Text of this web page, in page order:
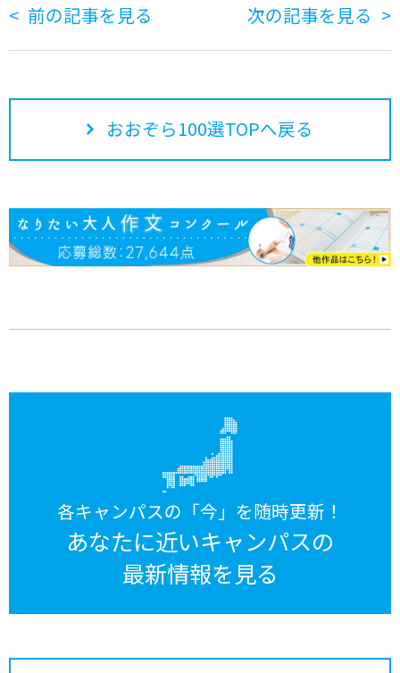
前の記事を見る 次の記事を見る
おおぞら100選TOPへ戻る
各キャンパスの「今」を随時更新！
あなたに近いキャンパスの
最新情報を見る